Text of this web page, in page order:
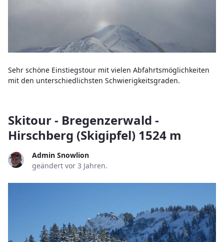
Sehr schöne Einstiegstour mit vielen Abfahrtsmöglichkeiten
mit den unterschiedlichsten Schwierigkeitsgraden.
Skitour - Bregenzerwald -
Hirschberg (Skigipfel) 1524 m
Admin Snowlion
geändert vor 3 Jahren.